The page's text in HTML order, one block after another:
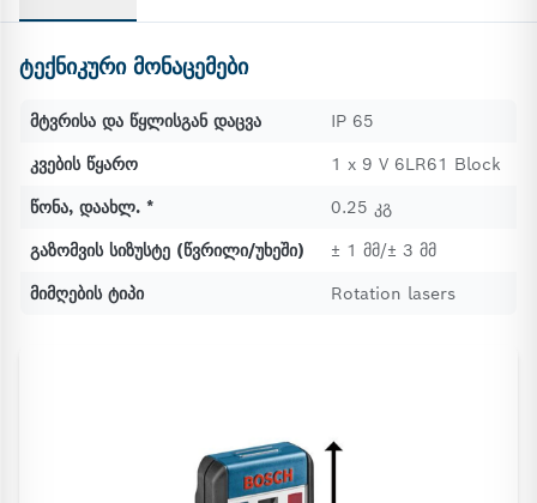
ტექნიკური მონაცემები
მტვრისა და წყლისგან დაცვა
IP 65
კვების წყარო
1 x 9 V 6LR61 Block
წონა, დაახლ. *
0.25 კგ
გაზომვის სიზუსტე (წვრილი/უხეში)
± 1 მმ/± 3 მმ
მიმღების ტიპი
Rotation lasers